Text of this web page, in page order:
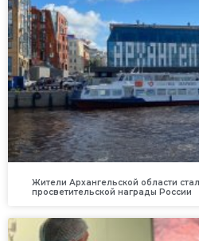
Жители Архангельской области
просветительской награды России